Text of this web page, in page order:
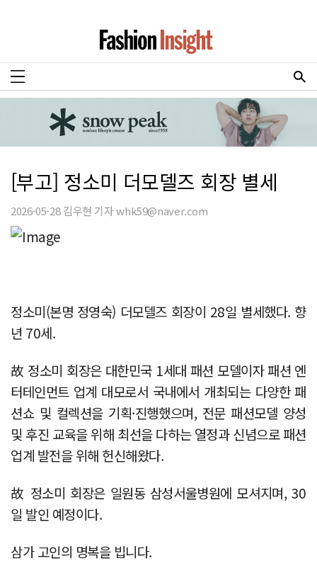
[부고] 정소미 더모델즈 회장 별세
2026-05-28 김우현 기자 whk59@naver.com
정소미(본명 정영숙) 더모델즈 회장이 28일 별세했다. 향
년 70세.
故 정소미 회장은 대한민국 1세대 패션 모델이자 패션 엔
터테인먼트 업계 대모로서 국내에서 개최되는 다양한 패
션쇼 및 컬렉션을 기획·진행했으며, 전문 패션모델 양성
및 후진 교육을 위해 최선을 다하는 열정과 신념으로 패션
업계 발전을 위해 헌신해왔다.
故 정소미 회장은 일원동 삼성서울병원에 모셔지며, 30
일 발인 예정이다.
삼가 고인의 명복을 빕니다.